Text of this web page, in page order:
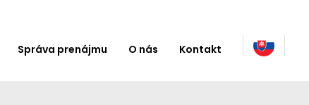
Správa prenájmu O nás Kontakt